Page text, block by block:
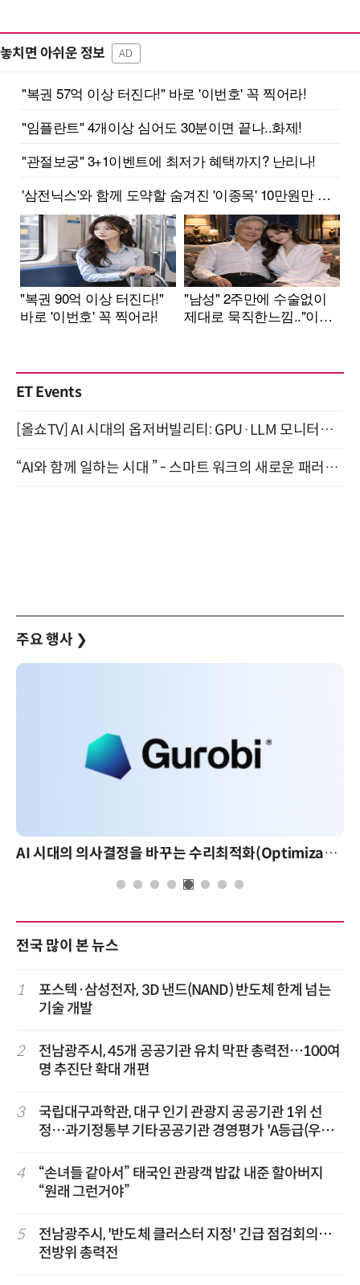
놓치면 아쉬운 정보 AD
ET Events
[올쇼TV] AI 시대의 옵저버빌리티: GPU·LLM 모니터링부터 AI 기반 장애 대응까지 (8/11 생방송)
“AI와 함께 일하는 시대 ” - 스마트 워크의 새로운 패러다임 (9/11)
주요 행사 ❯
AI 시대의 의사결정을 바꾸는 수리최적화(Optimization): 실제 산업 적용 사례와 활용 전략
전국 많이 본 뉴스
1
포스텍·삼성전자, 3D 낸드(NAND) 반도체 한계 넘는
기술 개발
2
전남광주시, 45개 공공기관 유치 막판 총력전…100여
명 추진단 확대 개편
3
국립대구과학관, 대구 인기 관광지 공공기관 1위 선
정…과기정통부 기타공공기관 경영평가 'A등급(우수)'
4
“손녀들 같아서” 태국인 관광객 밥값 내준 할아버지
“원래 그런거야”
5
전남광주시, '반도체 클러스터 지정' 긴급 점검회의…
전방위 총력전